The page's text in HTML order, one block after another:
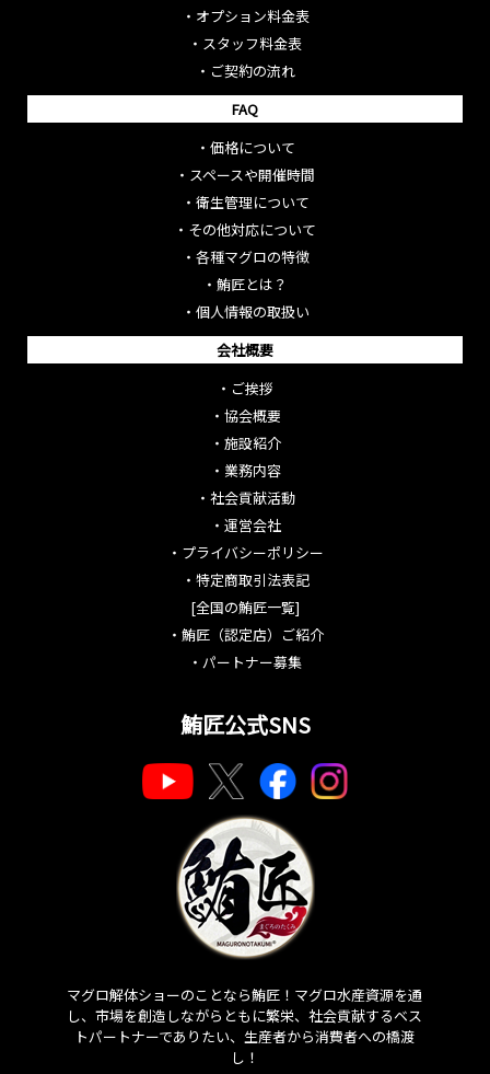
・ オプション料金表
・ スタッフ料金表
・ ご契約の流れ
FAQ
・ 価格について
・ スペースや開催時間
・ 衛生管理について
・ その他対応について
・ 各種マグロの特徴
・ 鮪匠とは？
・ 個人情報の取扱い
会社概要
・ ご挨拶
・ 協会概要
・ 施設紹介
・ 業務内容
・ 社会貢献活動
・ 運営会社
・ プライバシーポリシー
・ 特定商取引法表記
[全国の鮪匠一覧]
・ 鮪匠（認定店）ご紹介
・ パートナー募集
鮪匠公式SNS
マグロ解体ショーのことなら鮪匠！マグロ水産資源を通
し、市場を創造しながらともに繁栄、社会貢献するベス
トパートナーでありたい、生産者から消費者への橋渡
し！